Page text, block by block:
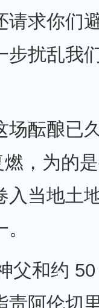
请求你们
步扰乱我
场酝酿已
，为的
入当地土
父和约
责阿伦切